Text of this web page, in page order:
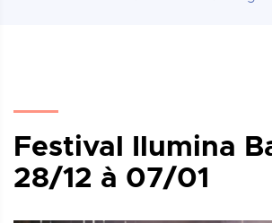
Festival Ilumina
28/12 à 07/01